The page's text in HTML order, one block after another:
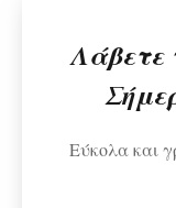
Λάβετε
Εύκολα και